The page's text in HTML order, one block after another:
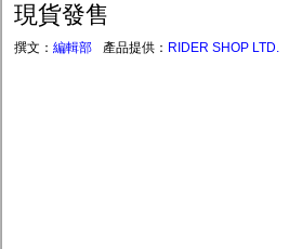
現貨發售
撰文： 編輯部 產品提供： RIDER SHOP LTD.